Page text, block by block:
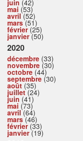
juin (42)
mai (53)
avril(52)
mars(51)
février(25)
janvier(50)
2020
décembre (33)
novembre (30)
octobre (44)
septembre (30)
août (35)
juillet(24)
juin (41)
mai (73)
avril(64)
mars(46)
février(33)
janvier(19)